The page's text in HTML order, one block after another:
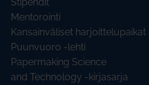
Mentorointi
Kansainväliset harjoittelupaikat
Puunvuoro -lehti
Papermaking Science
and Technology -kirjasarja